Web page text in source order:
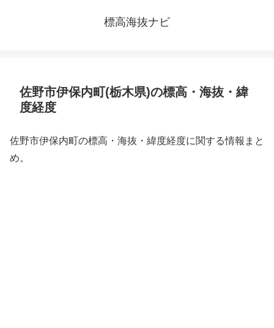
標高海抜ナビ
佐野市伊保内町(栃木県)の標高・海抜・緯
度経度
佐野市伊保内町の標高・海抜・緯度経度に関する情報まと
め。